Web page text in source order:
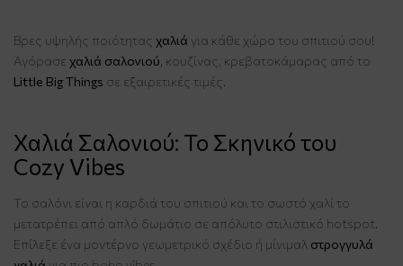
Βρες υψηλής ποιότητας χαλιά για κάθε χώρο του σπιτιού σου!
Αγόρασε χαλιά σαλονιού , κουζίνας, κρεβατοκάμαρας από το
Little Big Things σε εξαιρετικές τιμές.
Χαλιά Σαλονιού: Το Σκηνικό του
Cozy Vibes
Το σαλόνι είναι η καρδιά του σπιτιού και το σωστό χαλί το
μετατρέπει από απλό δωμάτιο σε απόλυτο στιλιστικό hotspot.
Επίλεξε ένα μοντέρνο γεωμετρικό σχέδιο ή μίνιμαλ στρογγυλά